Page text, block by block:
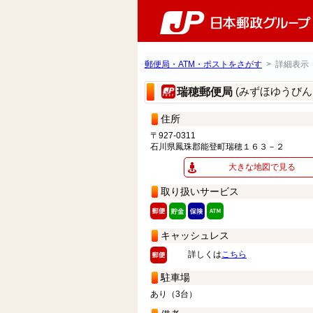
郵便局・ATM・ポストをさがす > 詳細表示
瑞穂郵便局 (みずほゆうび
住所
〒927-0311
石川県鳳珠郡能登町瑞穂１６３－２
大きな地図で見る
取り扱いサービス
キャッシュレス
詳しくはこちら
駐車場
あり（3台）